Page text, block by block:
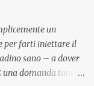
un
per farti iniettare il
sano – a dover
domanda tanto